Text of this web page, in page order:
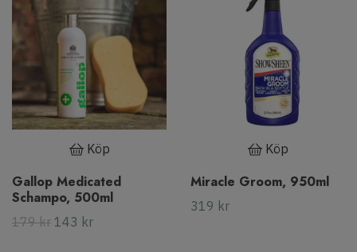
Köp
Gallop Medicated
Schampo, 500ml
179 kr 143 kr
Köp
Miracle Groom, 950ml
319 kr